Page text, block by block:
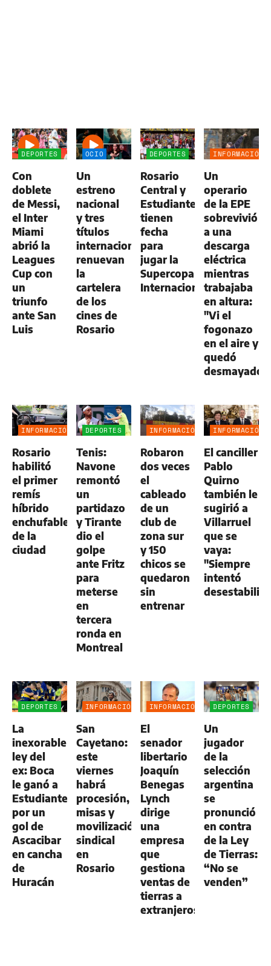
DEPORTES
Con
doblete
de Messi,
el Inter
Miami
abrió la
Leagues
Cup con
un
triunfo
ante San
Luis
OCIO
Un
estreno
nacional
y tres
títulos
internacionales
renuevan
la
cartelera
de los
cines de
Rosario
DEPORTES
Rosario
Central y
Estudiantes
tienen
fecha
para
jugar la
Supercopa
Internacional
INFORMACIÓN
Un
operario
de la EPE
sobrevivió
a una
descarga
eléctrica
mientras
trabajaba
en altura:
"Vi el
fogonazo
en el aire y
quedó
desmayado"
INFORMACIÓN
Rosario
habilitó
el primer
remís
híbrido
enchufable
de la
ciudad
DEPORTES
Tenis:
Navone
remontó
un
partidazo
y Tirante
dio el
golpe
ante Fritz
para
meterse
en
tercera
ronda en
Montreal
INFORMACIÓN
Robaron
dos veces
el
cableado
de un
club de
zona sur
y 150
chicos se
quedaron
sin
entrenar
INFORMACIÓN
El canciller
Pablo
Quirno
también le
sugirió a
Villarruel
que se
vaya:
"Siempre
intentó
DEPORTES
La
inexorable
ley del
ex: Boca
le ganó a
Estudiantes
por un
gol de
Ascacibar
en cancha
de
Huracán
INFORMACIÓN
San
Cayetano:
este
viernes
habrá
procesión,
misas y
movilización
sindical
en
Rosario
INFORMACIÓN
El
senador
libertario
Joaquín
Benegas
Lynch
dirige
una
empresa
que
gestiona
ventas de
tierras a
extranjeros
DEPORTES
Un
jugador
de la
selección
argentina
se
pronunció
en contra
de la Ley
de Tierras:
“No se
venden”